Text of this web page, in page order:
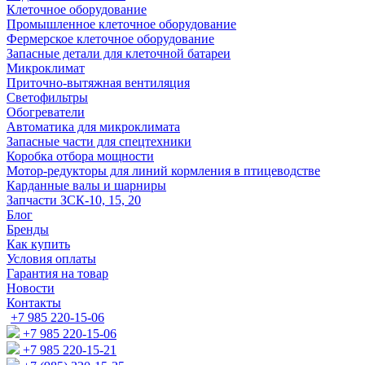
Клеточное оборудование
Промышленное клеточное оборудование
Фермерское клеточное оборудование
Запасные детали для клеточной батареи
Микроклимат
Приточно-вытяжная вентиляция
Светофильтры
Обогреватели
Автоматика для микроклимата
Запасные части для спецтехники
Коробка отбора мощности
Мотор-редукторы для линий кормления в птицеводстве
Карданные валы и шарниры
Запчасти ЗСК-10, 15, 20
Блог
Бренды
Как купить
Условия оплаты
Гарантия на товар
Новости
Контакты
+7 985 220-15-06
+7 985 220-15-06
+7 985 220-15-21